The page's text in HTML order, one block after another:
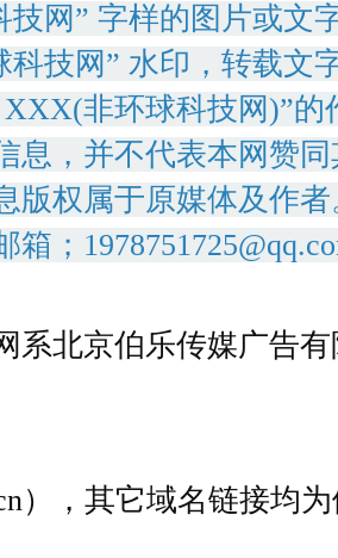
技网” 字样的图片或文
科技网” 水印，转载文
XXX(非环球科技网)”
息，并不代表本网赞
版权属于原媒体及作
箱；
系北京伯乐传媒广告
），其它域名链接均